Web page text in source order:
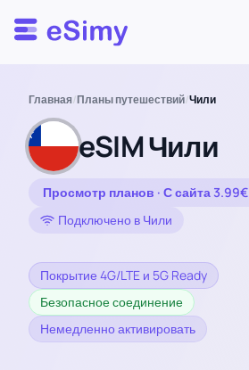
Esimy
Главная/Планы путешествий/Чили
eSIM Чили
Просмотр планов · С сайта 3.99€
Подключено в Чили
Покрытие 4G/LTE и 5G Ready
Безопасное соединение
Немедленно активировать